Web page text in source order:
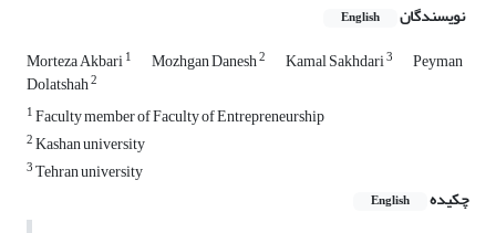
نویسندگان English
Morteza Akbari1 Mozhgan Danesh2 Kamal Sakhdari3 Peyman
Dolatshah2
1Faculty member of Faculty of Entrepreneurship
2Kashan university
3Tehran university
چکیده
English